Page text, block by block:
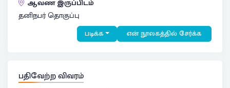
ஆவண இருப்பிடம்
தனிநபர் தொகுப்பு
படிக்க என் நூலகத்தில் சேர்க்க
பதிவேற்ற விவரம்